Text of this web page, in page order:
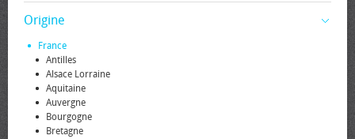
Origine
France
Antilles
Alsace Lorraine
Aquitaine
Auvergne
Bourgogne
Bretagne